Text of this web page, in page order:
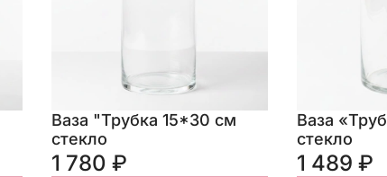
Ваза "Трубка 15*30 см
стекло
1 780 ₽
Ваза
стекло
1 489 ₽